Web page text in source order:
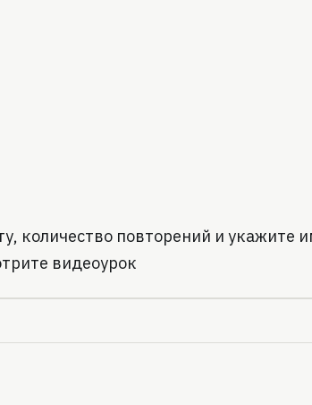
количество повторений и укажите
видеоурок